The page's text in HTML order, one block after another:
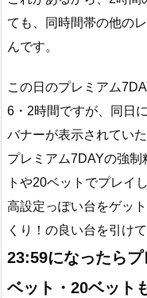
ても、同時間帯の他の
んです。
この日のプレミアム
6・2時間ですが、同日
バナーが表示されてい
プレミアム7DAYの強
トや20ベットでプレイ
高設定っぽい台をゲッ
くり！の良い台を引け
23:59になったら
ベット・20ベット